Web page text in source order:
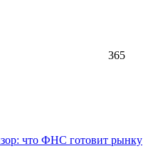
365
что ФНС готовит рынку